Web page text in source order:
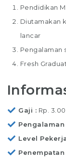
Pendidikan
Diutamakan
lancar
Pengalaman
Fresh
Gaji
Rp.
Pengalaman
Level
Penempatan